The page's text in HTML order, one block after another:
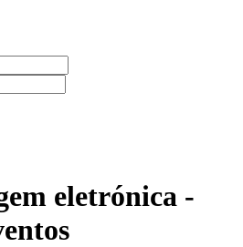
eletrónica -